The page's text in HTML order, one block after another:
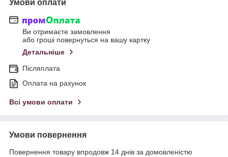
Умови оплати
Ви отримаєте замовлення
або гроші повернуться на вашу картку
Детальніше
Післяплата
Оплата на рахунок
Всі умови оплати
Умови повернення
Повернення товару впродовж 14 днів за домовленістю